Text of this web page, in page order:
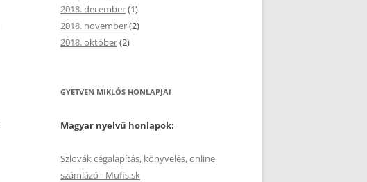
2018. december(1)
2018. november(2)
2018. október(2)
GYETVEN MIKLÓS HONLAPJAI
Magyar nyelvű honlapok:
Szlovák cégalapítás, könyvelés, online
számlázó - Mufis.sk